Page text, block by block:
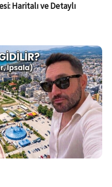
Haritalı ve Detaylı